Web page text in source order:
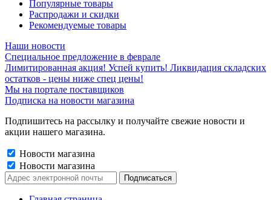
Популярные товары
Распродажи и скидки
Рекомендуемые товары
Наши новости
Специальное предложение в феврале
Лимитированная акция! Успей купить! Ликвидация складских
остатков - цены ниже спец цены!
Мы на портале поставщиков
Подписка на новости магазина
Подпишитесь на рассылку и получайте свежие новости и
акции нашего магазина.
Новости магазина
Новости магазина